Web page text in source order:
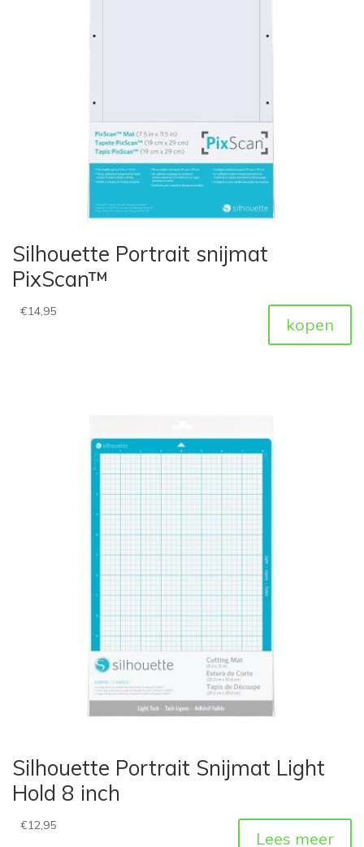
Silhouette Portrait snijmat
PixScan™
€14,95
kopen
Silhouette Portrait Snijmat Light
Hold 8 inch
€12,95
Lees meer